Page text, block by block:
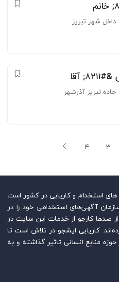
داخل شهر تبریز
آقا
جاده تبریز آذرشهر
۳ ۴
استخدام و کاریابی در کشور است
آگهی‌های استخدامی خود را در
صدها کارجو از خدمات این سایت در
کاریابی ایشجو در تلاش است تا
منابع انسانی تاثیر گذاشته و به